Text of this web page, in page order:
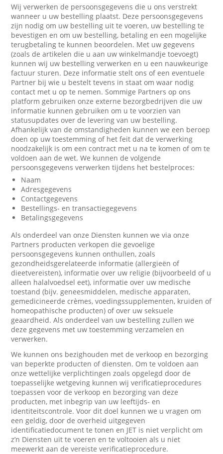
Wij verwerken de persoonsgegevens die u ons verstrekt
wanneer u uw bestelling plaatst. Deze persoonsgegevens
zijn nodig om uw bestelling uit te voeren, uw bestelling te
bevestigen en om uw bestelling, betaling en een mogelijke
terugbetaling te kunnen beoordelen. Met uw gegevens
(zoals de artikelen die u aan uw winkelmandje toevoegt)
kunnen wij uw bestelling verwerken en u een nauwkeurige
factuur sturen. Deze informatie stelt ons of een eventuele
Partner bij wie u bestelt tevens in staat om waar nodig
contact met u op te nemen. Sommige Partners op ons
platform gebruiken onze externe bezorgbedrijven die uw
informatie kunnen gebruiken om u te voorzien van
statusupdates over de levering van uw bestelling.
Afhankelijk van de omstandigheden kunnen we een beroep
doen op uw toestemming of het feit dat de verwerking
noodzakelijk is om een contract met u na te komen of om te
voldoen aan de wet. We kunnen de volgende
persoonsgegevens verwerken tijdens het bestelproces:
Naam
Adresgegevens
Contactgegevens
Bestellings- en transactiegegevens
Betalingsgegevens
Als onderdeel van onze Diensten kunnen we via onze
Partners producten verkopen die gevoelige
persoonsgegevens kunnen onthullen, zoals
gezondheidsgerelateerde informatie (allergieën of
dieetvereisten), informatie over uw religie (bijvoorbeeld of u
alleen halalvoedsel eet), informatie over uw medische
toestand (bijv. geneesmiddelen, medische apparaten,
gemedicineerde crèmes, voedingssupplementen, kruiden of
homeopathische producten) of over uw seksuele
geaardheid. Als onderdeel van uw bestelling zullen we
deze gegevens met uw toestemming verzamelen en
verwerken.
We kunnen ons bezighouden met de verkoop en bezorging
van beperkte producten of diensten. Om te voldoen aan
onze wettelijke verplichtingen zoals opgelegd door de
toepasselijke wetgeving kunnen wij verificatieprocedures
toepassen voor de verkoop en bezorging van deze
producten, met inbegrip van uw leeftijds- en
identiteitscontrole. Voor dit doel kunnen we u vragen om
een geldig, door de overheid uitgegeven
identificatiedocument te tonen en JET is niet verplicht om
z’n Diensten uit te voeren en te voltooien als u niet
meewerkt aan de vereiste verificatieprocedure.